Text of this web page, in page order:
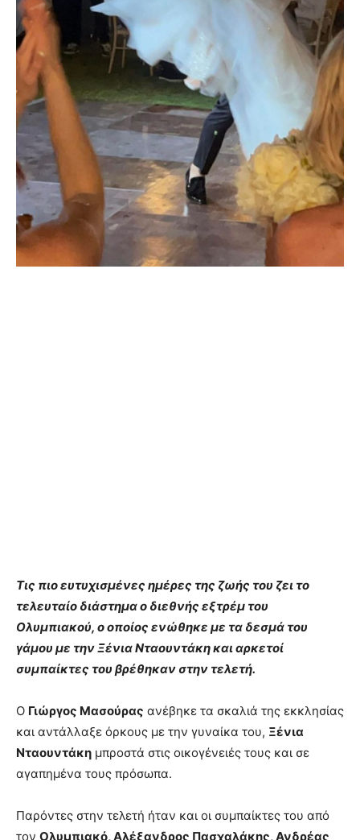
Τις πιο ευτυχισμένες ημέρες της ζωής του ζει το
τελευταίο διάστημα ο διεθνής εξτρέμ του
Ολυμπιακού, ο οποίος ενώθηκε με τα δεσμά του
γάμου με την Ξένια Νταουντάκη και αρκετοί
συμπαίκτες του βρέθηκαν στην τελετή.
Ο Γιώργος Μασούρας ανέβηκε τα σκαλιά της εκκλησίας
και αντάλλαξε όρκους με την γυναίκα του, Ξένια
Νταουντάκη μπροστά στις οικογένειές τους και σε
αγαπημένα τους πρόσωπα.
Παρόντες στην τελετή ήταν και οι συμπαίκτες του από
τον Ολυμπιακό, Αλέξανδρος Πασχαλάκης, Ανδρέας